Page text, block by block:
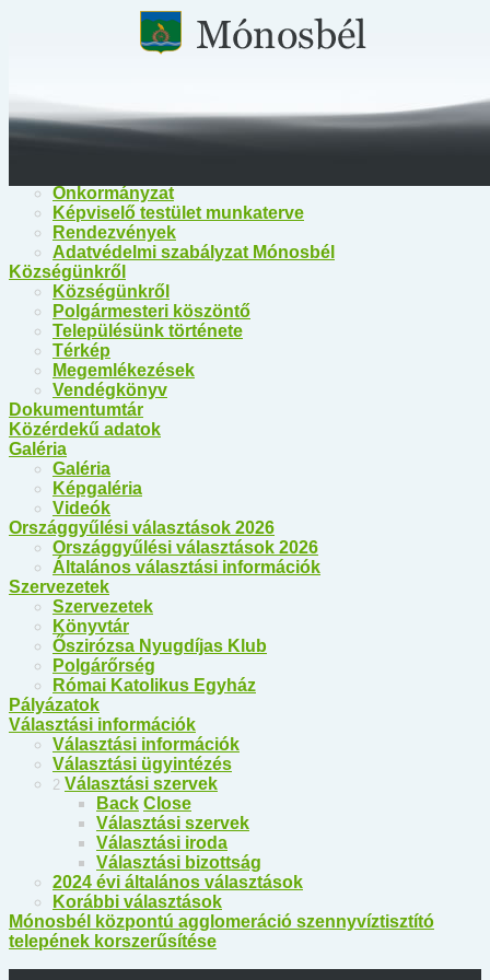
Közérdekű információk
Polgármesteri Hivatal Mónosbél
Közös Hivatal Bélapátfalva
Önkormányzat
Képviselő testület munkaterve
Rendezvények
Adatvédelmi szabályzat Mónosbél
Községünkről
Községünkről
Polgármesteri köszöntő
Településünk története
Térkép
Megemlékezések
Vendégkönyv
Dokumentumtár
Közérdekű adatok
Galéria
Galéria
Képgaléria
Videók
Országgyűlési választások 2026
Országgyűlési választások 2026
Általános választási információk
Szervezetek
Szervezetek
Könyvtár
Őszirózsa Nyugdíjas Klub
Polgárőrség
Római Katolikus Egyház
Pályázatok
Választási információk
Választási információk
Választási ügyintézés
2 Választási szervek
Back Close
Választási szervek
Választási iroda
Választási bizottság
2024 évi általános választások
Korábbi választások
Mónosbél központú agglomeráció szennyvíztisztító
telepének korszerűsítése